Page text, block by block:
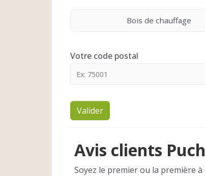
Bois de chauffage
Votre code postal
Valider
Avis clients
Soyez le premier ou la première